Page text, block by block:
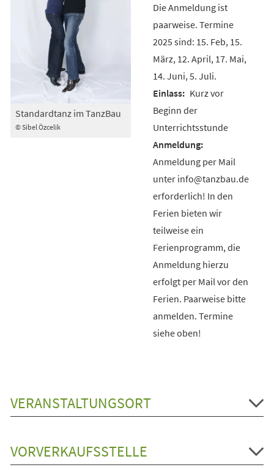
© Sibel Özcelik
Standardtanz im TanzBau
Die Anmeldung ist
paarweise. Termine
2025 sind: 15. Feb, 15.
März, 12. April, 17. Mai,
14. Juni, 5. Juli.
Kurz vor
Beginn der
Unterrichtsstunde
Anmeldung per Mail
unter info@tanzbau.de
erforderlich! In den
Ferien bieten wir
teilweise ein
Ferienprogramm, die
Anmeldung hierzu
erfolgt per Mail vor den
Ferien. Paarweise bitte
anmelden. Termine
siehe oben!
VERANSTALTUNGSORT
VORVERKAUFSSTELLE